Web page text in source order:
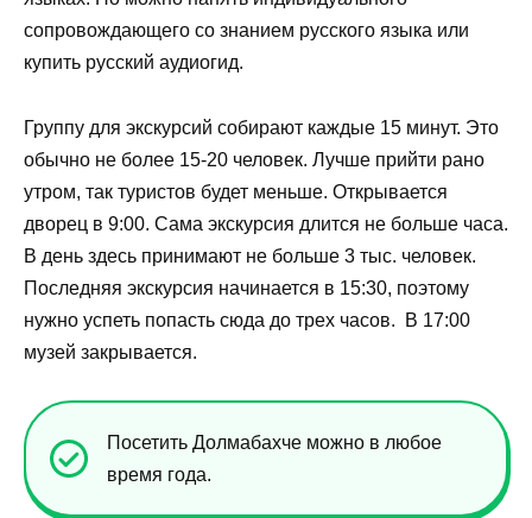
сопровождающего со знанием русского языка или
купить русский аудиогид.
Группу для экскурсий собирают каждые 15 минут. Это
обычно не более 15-20 человек. Лучше прийти рано
утром, так туристов будет меньше. Открывается
дворец в 9:00. Сама экскурсия длится не больше часа.
В день здесь принимают не больше 3 тыс. человек.
Последняя экскурсия начинается в 15:30, поэтому
нужно успеть попасть сюда до трех часов. В 17:00
музей закрывается.
Посетить Долмабахче можно в любое
время года.